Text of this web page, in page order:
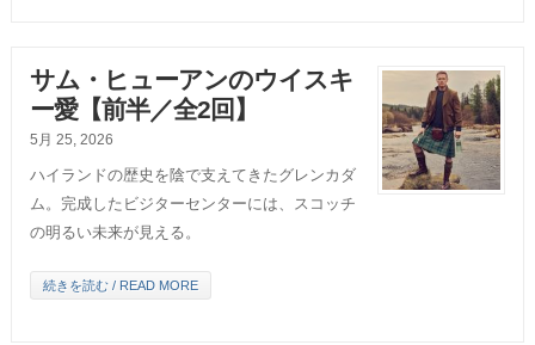
サム・ヒューアンのウイスキ
ー愛【前半／全2回】
5月 25, 2026
ハイランドの歴史を陰で支えてきたグレンカダ
ム。完成したビジターセンターには、スコッチ
の明るい未来が見える。
続きを読む / READ MORE